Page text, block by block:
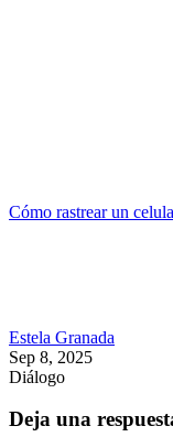
Cómo rastrear un
Estela Granada
Sep 8, 2025
Diálogo
Deja una